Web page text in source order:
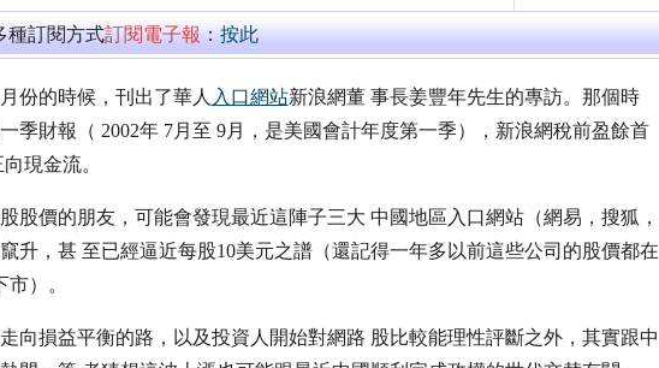
種訂閱方式訂閱電子報：按此
份的時候，刊出了華人 入口網站新浪網董 事長姜豐年先生的專訪。那個時
季財報（ 2002年 7月至 9月，是美國會計年度第一季），新浪網稅前盈餘首
現金流。
股價的朋友，可能會發現最近這陣子三大 中國地區入口網站（網易，搜狐，
升，甚 至已經逼近每股10美元之譜（還記得一年多以前這些公司的股價都在
）。
向損益平衡的路，以及投資人開始對網路 股比較能理性評斷之外，其實跟中